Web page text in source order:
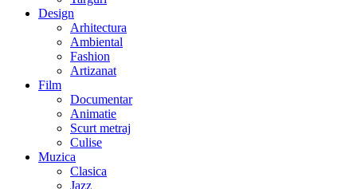
Design
Arhitectura
Ambiental
Fashion
Artizanat
Film
Documentar
Animatie
Scurt metraj
Culise
Muzica
Clasica
Jazz